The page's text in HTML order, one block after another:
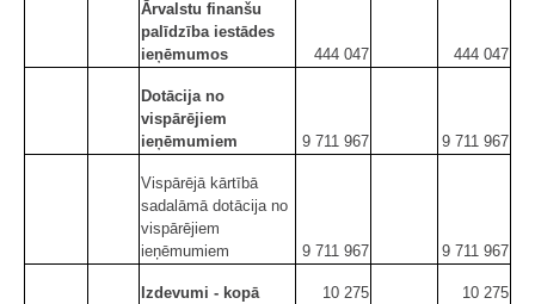
Ārvalstu finanšu
palīdzība iestādes
ieņēmumos
444 047 444 047
Dotācija no
vispārējiem
ieņēmumiem
9 711 967 9 711 967
Vispārējā kārtībā
sadalāmā dotācija no
vispārējiem
ieņēmumiem
9 711 967 9 711 967
Izdevumi - kopā
10 275
10 275